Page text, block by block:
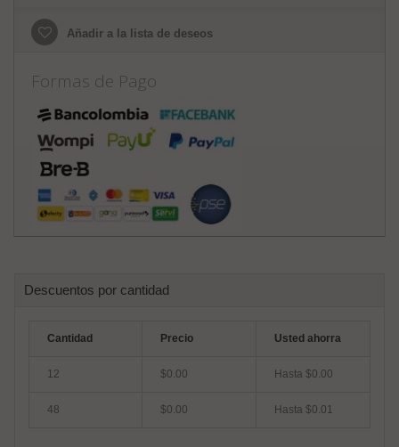
Añadir a la lista de deseos
Formas de Pago
Descuentos por cantidad
Cantidad Precio Usted ahorra
12 $0.00 Hasta $0.00
48 $0.00 Hasta $0.01